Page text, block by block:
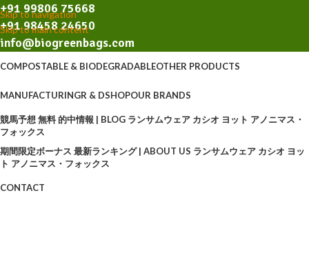
Skip to navigation
Skip to main content
+91 99806 75668
+91 98458 24650
info@biogreenbags.com
COMPOSTABLE & BIODEGRADABLEOTHER PRODUCTS
MANUFACTURINGR & DSHOPOUR BRANDS
競馬予想 無料 的中情報 | BLOG ランサムウェア カシオ ヨット アノニマス・
フォックス
期間限定ボーナス 最新ランキング | ABOUT US ランサムウェア カシオ ヨッ
ト アノニマス・フォックス
CONTACT